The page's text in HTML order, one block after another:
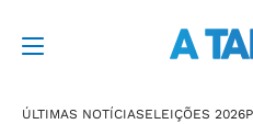
ÚLTIMAS NOTÍCIASELEIÇÕES 2026